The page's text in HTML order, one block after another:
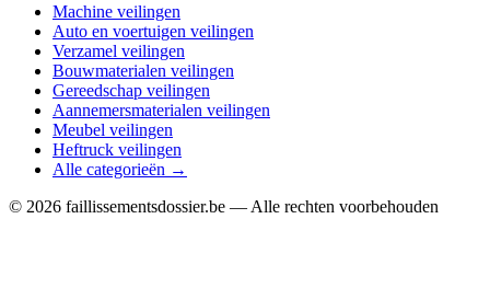
Machine veilingen
Auto en voertuigen veilingen
Verzamel veilingen
Bouwmaterialen veilingen
Gereedschap veilingen
Aannemersmaterialen veilingen
Meubel veilingen
Heftruck veilingen
Alle categorieën →
© 2026 faillissementsdossier.be — Alle rechten voorbehouden